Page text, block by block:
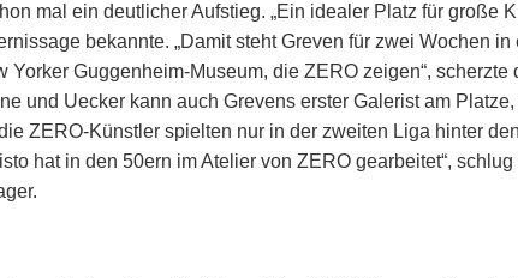
mal ein deutlicher Aufstieg. „Ein idealer Platz für große
bekannte. „Damit steht Greven für zwei Wochen
Guggenheim-Museum, die ZERO zeigen“, scherzte
und Uecker kann auch Grevens erster Galerist am
ZERO-Künstler spielten nur in der zweiten Liga hinter
hat in den 50ern im Atelier von ZERO gearbeitet“,